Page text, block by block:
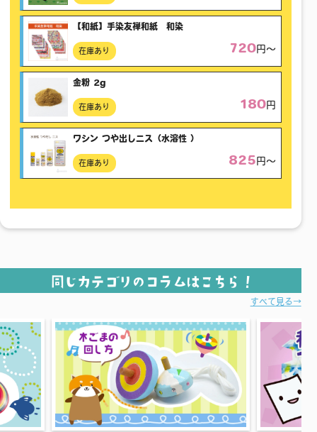
【和紙】手染友禅和紙 和染
在庫あり 720円〜
金粉 2g
在庫あり 180円
ワシン つや出しニス（水溶性 ）
在庫あり 825 円〜
同じカテゴリのコラムはこちら！
すべて見る→